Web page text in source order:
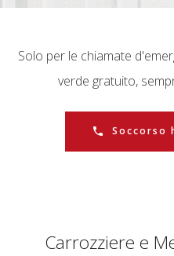
Solo per le chiamate
verde gratuito,
Soccorso
Carrozziere e